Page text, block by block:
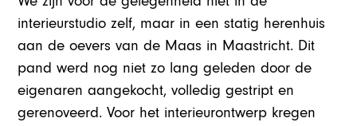
interieurstudio zelf, maar in een statig herenhuis
aan de oevers van de Maas in Maastricht. Dit
pand werd nog niet zo lang geleden door de
eigenaren aangekocht, volledig gestript en
gerenoveerd. Voor het interieurontwerp kregen